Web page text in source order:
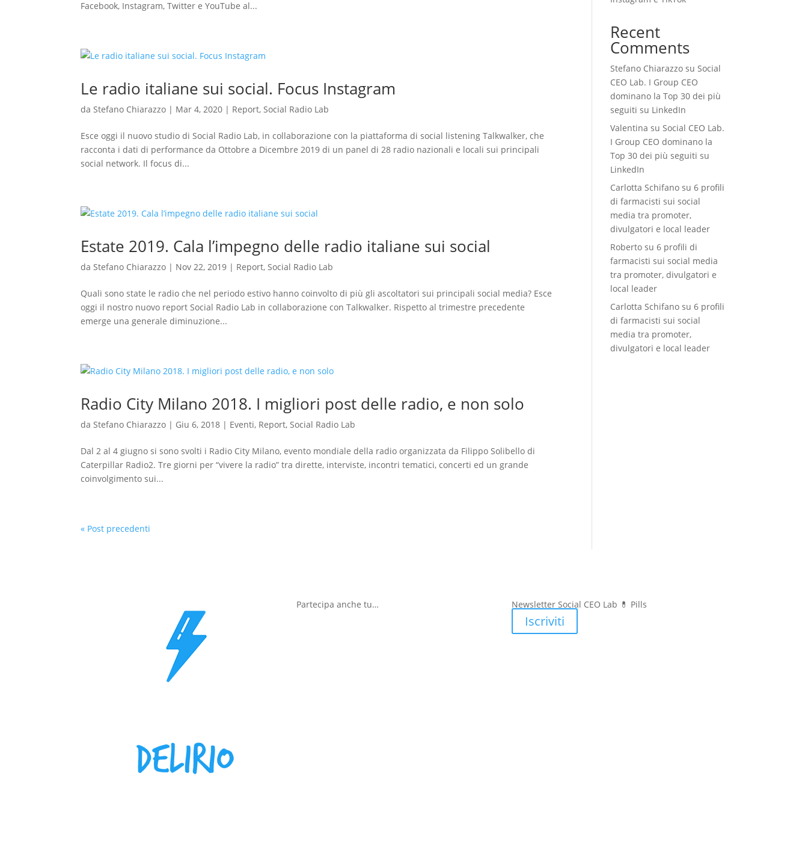
Facebook, Instagram, Twitter e YouTube al...
Le radio italiane sui social. Focus Instagram
da Stefano Chiarazzo | Mar 4, 2020 | Report, Social Radio Lab
Esce oggi il nuovo studio di Social Radio Lab, in collaborazione con la piattaforma di social listening Talkwalker, che
racconta i dati di performance da Ottobre a Dicembre 2019 di un panel di 28 radio nazionali e locali sui principali
social network. Il focus di...
Estate 2019. Cala l’impegno delle radio italiane sui social
da Stefano Chiarazzo | Nov 22, 2019 | Report, Social Radio Lab
Quali sono state le radio che nel periodo estivo hanno coinvolto di più gli ascoltatori sui principali social media? Esce
oggi il nostro nuovo report Social Radio Lab in collaborazione con Talkwalker. Rispetto al trimestre precedente
emerge una generale diminuzione...
Radio City Milano 2018. I migliori post delle radio, e non solo
da Stefano Chiarazzo | Giu 6, 2018 | Eventi, Report, Social Radio Lab
Dal 2 al 4 giugno si sono svolti i Radio City Milano, evento mondiale della radio organizzata da Filippo Solibello di
Caterpillar Radio2. Tre giorni per “vivere la radio” tra dirette, interviste, incontri tematici, concerti ed un grande
coinvolgimento sui...
« Post precedenti
Recent
Comments
Stefano Chiarazzo su Social
CEO Lab. I Group CEO
dominano la Top 30 dei più
seguiti su LinkedIn
Valentina su Social CEO Lab.
I Group CEO dominano la
Top 30 dei più seguiti su
LinkedIn
Carlotta Schifano su6 profili
di farmacisti sui social
media tra promoter,
divulgatori e local leader
Roberto su6 profili di
farmacisti sui social media
tra promoter, divulgatori e
local leader
Carlotta Schifano su6 profili
di farmacisti sui social
media tra promoter,
divulgatori e local leader
Partecipa anche tu… Newsletter Social CEO Lab 💊 Pills
Iscriviti